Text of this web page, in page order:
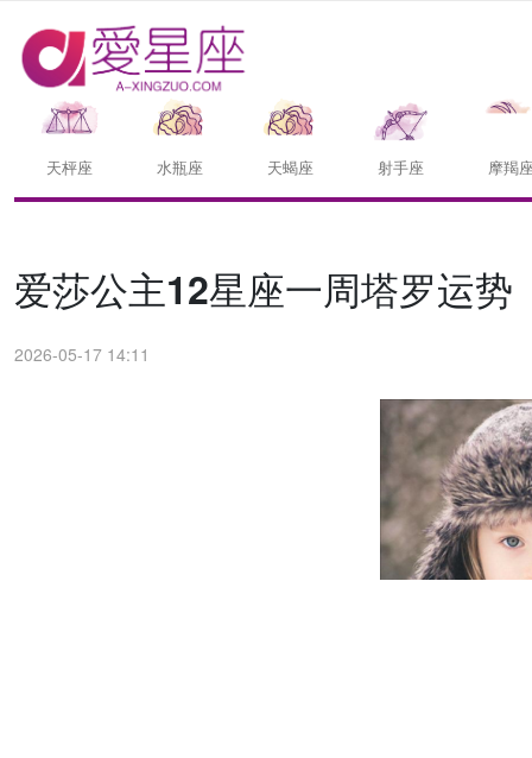
天枰座 水瓶座 天蝎座 射手座 摩羯
爱莎公主12星座一周塔罗运势
2026-05-17 14:11